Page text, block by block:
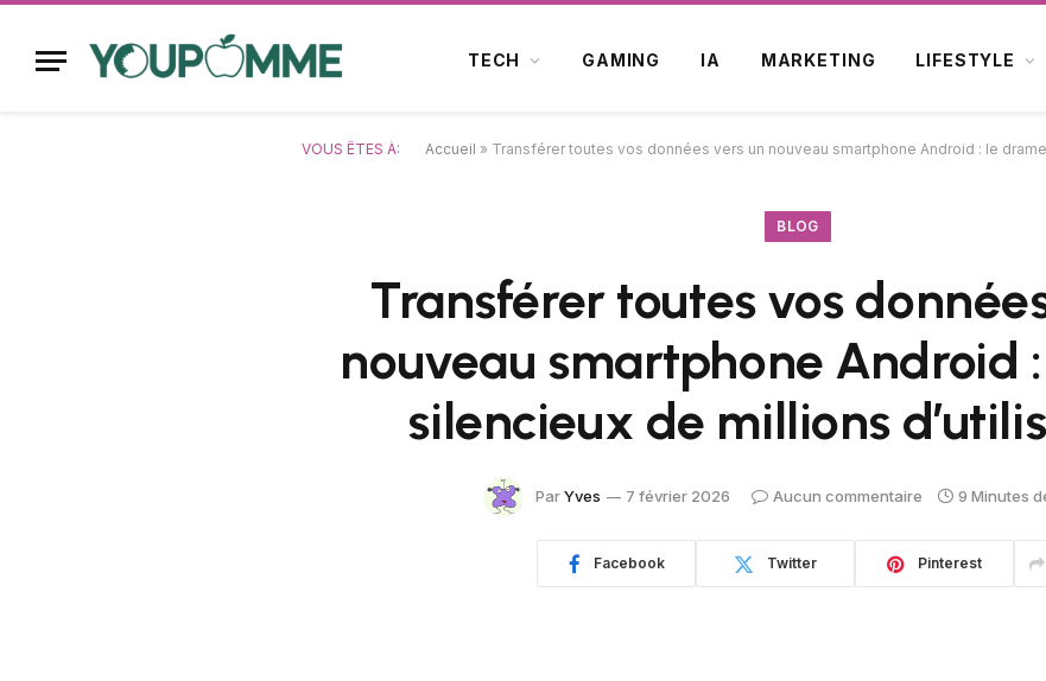
TECH GAMING IA MARKETING LIFESTYLE
VOUS ÊTES À: Accueil » Transférer toutes vos données vers un nouveau smartphone Android : le
BLOG
Transférer toutes vos
nouveau smartphone Android
silencieux de millions
Par Yves 7 février 2026 Aucun commentaire 9 Minutes
Facebook Twitter Pinterest